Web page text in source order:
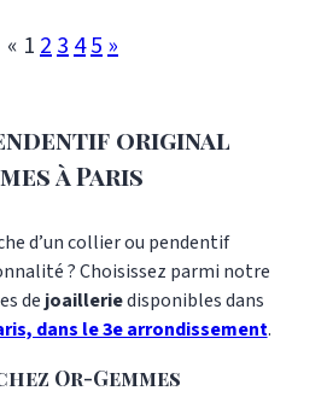
Le poids de l'Or est de 2,95
arrondissement de Paris, au
Si vous souhaitez faire
ou créer des bijoux, vous
nous au : 01 48 87 76
« 12345»
original
à Paris
d’un collier ou pendentif
? Choisissez parmi notre
de joailleriedisponibles dans
dans le 3e arrondissement.
Or-Gemmes